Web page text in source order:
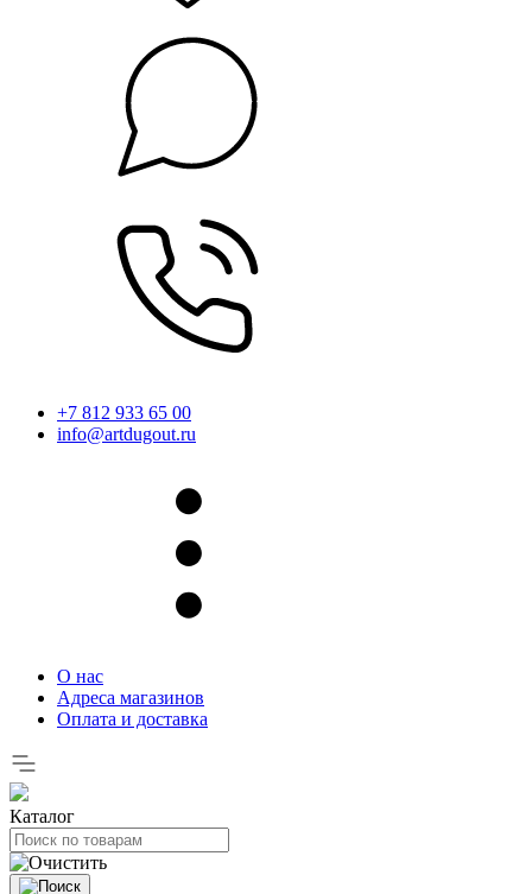
+7 812 933 65 00
info@artdugout.ru
О нас
Адреса магазинов
Оплата и доставка
Каталог